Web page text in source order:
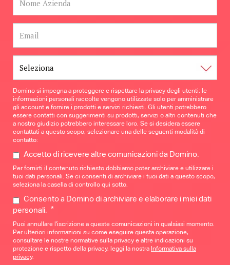
Domino si impegna a proteggere e rispettare la privacy degli utenti: le
informazioni personali raccolte vengono utilizzate solo per amministrare
gli account e fornire i prodotti e servizi richiesti. Gli utenti potrebbero
essere contatti con suggerimenti su prodotti, servizi o altri contenuti che
a nostro giudizio potrebbero interessare loro. Se si desidera essere
contattati a questo scopo, selezionare una delle seguenti modalità di
contatto:
Accetto di ricevere altre comunicazioni da Domino.
Per fornirti il contenuto richiesto dobbiamo poter archiviare e utilizzare i
tuoi dati personali. Se ci consenti di archiviare i tuoi dati a questo scopo,
seleziona la casella di controllo qui sotto.
Consento a Domino di archiviare e elaborare i miei dati
personali. *
Puoi annullare l'iscrizione a queste comunicazioni in qualsiasi momento.
Per ulteriori informazioni su come eseguire questa operazione,
consultare le nostre normative sulla privacy e altre indicazioni su
protezione e rispetto della privacy, leggi la nostraInformativa sulla
privacy.